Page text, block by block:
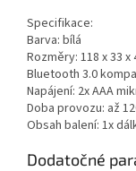
Specifikace:
Barva: bílá
Rozměry: 118 x 33 x
Bluetooth 3.0
Napájení: 2x AAA
Doba provozu: až
Obsah balení: 1x
Dodatočné